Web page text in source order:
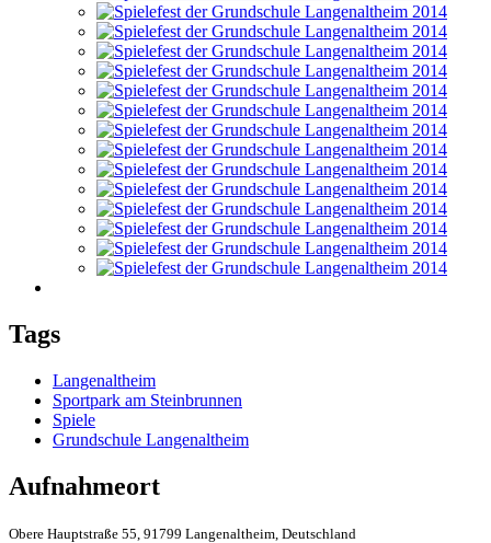
Tags
Langenaltheim
Sportpark am Steinbrunnen
Spiele
Grundschule Langenaltheim
Aufnahmeort
Obere Hauptstraße 55, 91799 Langenaltheim, Deutschland